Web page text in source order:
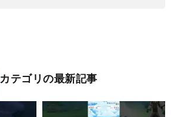
カテゴリの最新記事